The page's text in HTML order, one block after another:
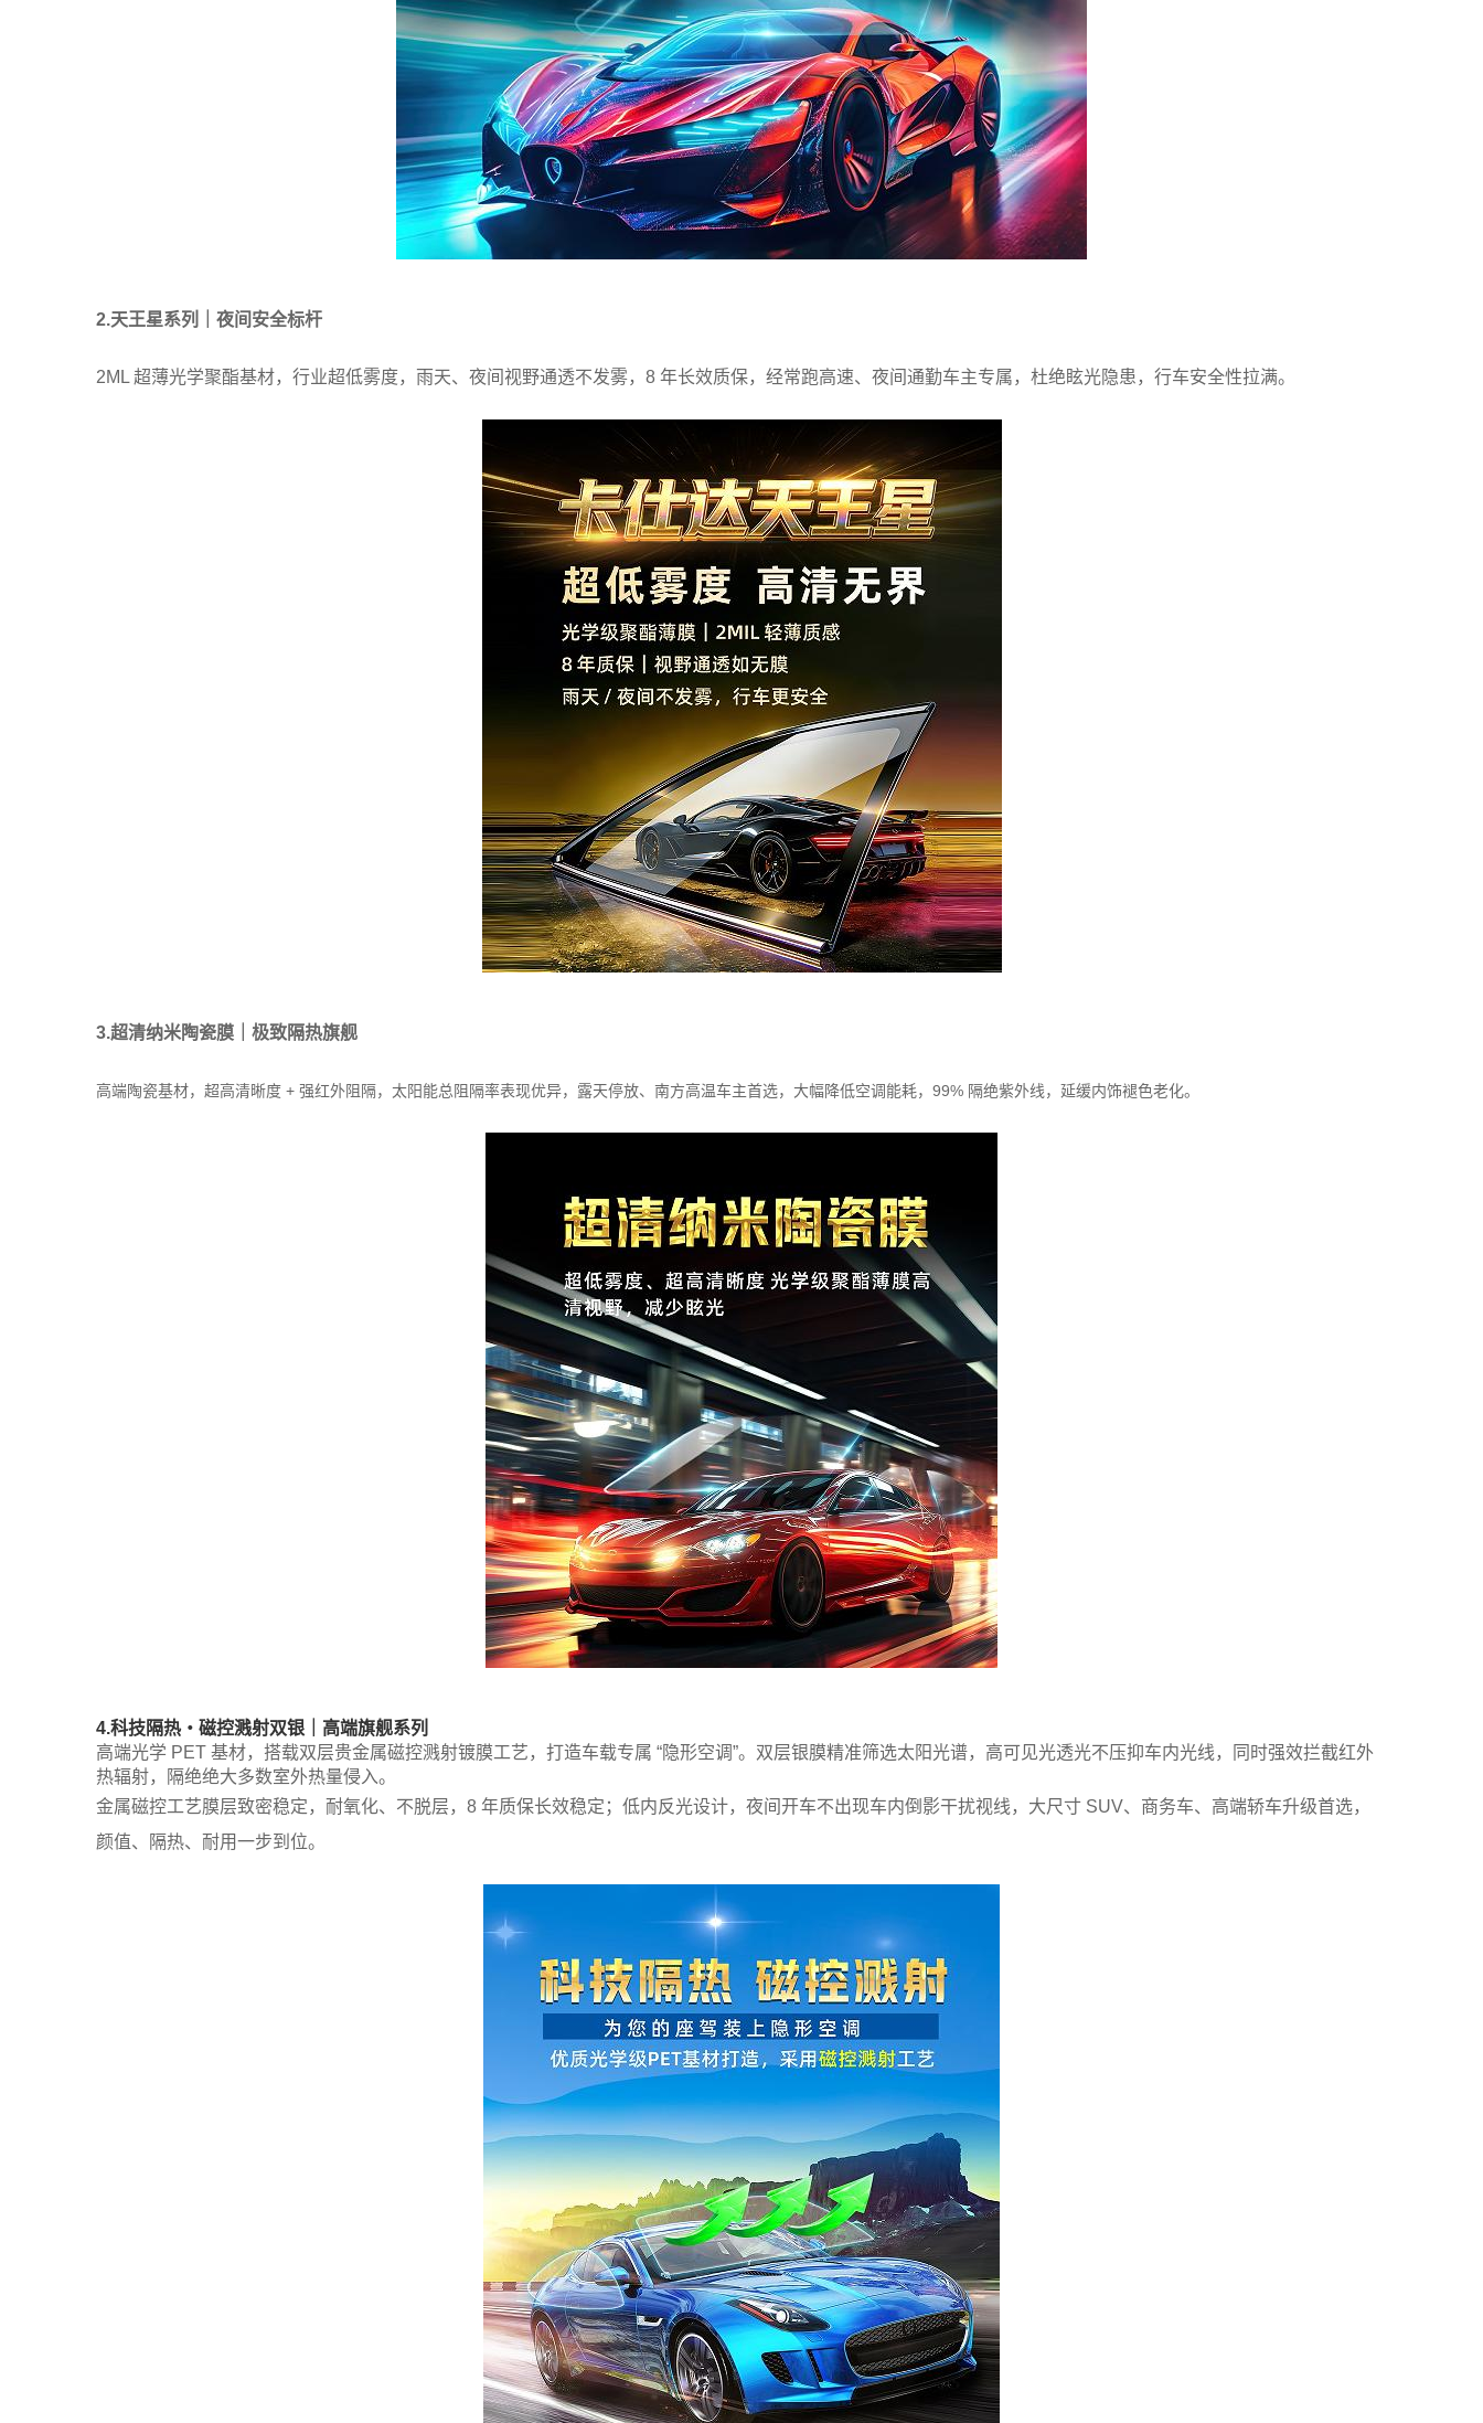
2.天王星系列｜夜间安全标杆
2ML 超薄光学聚酯基材，行业超低雾度，雨天、夜间视野通透不发雾，8 年长效质保，经常跑高速、夜间通勤车主专属，杜绝眩光隐患，行车安全性拉满。
3.超清纳米陶瓷膜｜极致隔热旗舰
高端陶瓷基材，超高清晰度 + 强红外阻隔，太阳能总阻隔率表现优异，露天停放、南方高温车主首选，大幅降低空调能耗，99% 隔绝紫外线，延缓内饰褪色老化。
4.科技隔热・磁控溅射双银｜高端旗舰系列
高端光学 PET 基材，搭载双层贵金属磁控溅射镀膜工艺，打造车载专属 “隐形空调”。双层银膜精准筛选太阳光谱，高可见光透光不压抑车内光线，同时强效拦截红外
热辐射，隔绝绝大多数室外热量侵入。
金属磁控工艺膜层致密稳定，耐氧化、不脱层，8 年质保长效稳定；低内反光设计，夜间开车不出现车内倒影干扰视线，大尺寸 SUV、商务车、高端轿车升级首选，
颜值、隔热、耐用一步到位。